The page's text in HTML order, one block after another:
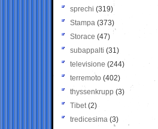
sprechi (319)
Stampa (373)
Storace (47)
subappalti (31)
televisione(244)
terremoto (402)
thyssenkrupp (3)
Tibet(2)
tredicesima (3)